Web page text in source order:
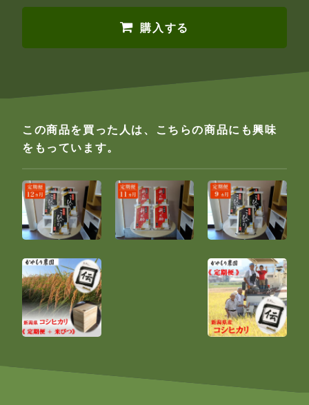
購入する
この商品を買った人は、こちらの商品にも興味
をもっています。